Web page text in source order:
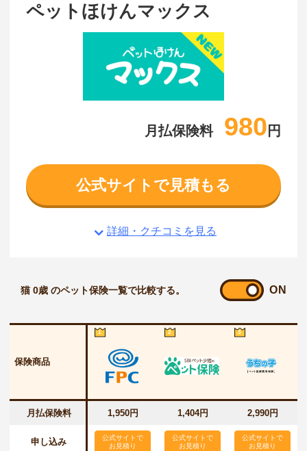
ペットほけんマックス
月払保険料 980 円
公式サイトで見積もる
詳細・クチコミを見る
猫 0歳 のペット保険一覧で比較する。 ON
保険商品
1 2 3
月払保険料 1,950円 1,404円 2,990円
申し込み
公式サイトで
お見積り
公式サイトで
お見積り
公式サイトで
お見積り